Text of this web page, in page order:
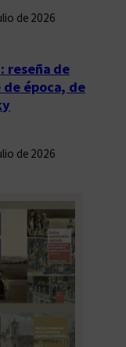
de 2026
reseña de
de época, de
de 2026